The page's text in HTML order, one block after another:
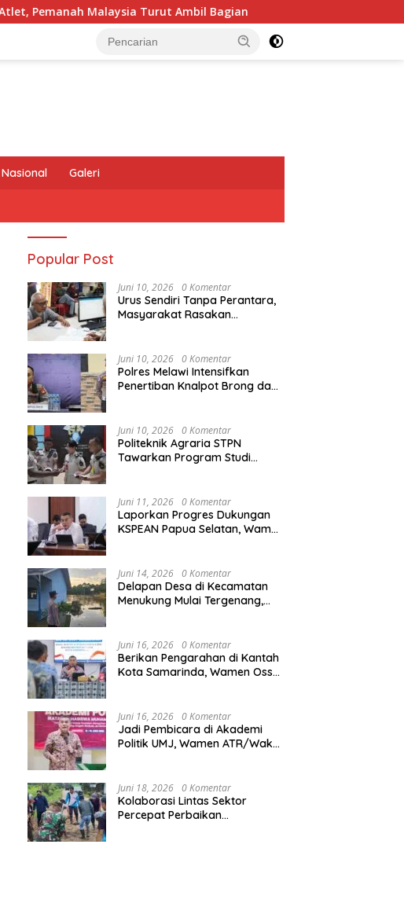
Turut Ambil Bagian Raih Popular Government
Nasional Galeri
Popular Post
Juni 10, 2026 0 Komentar
Urus Sendiri Tanpa Perantara,
Masyarakat Rasakan
Juni 10, 2026 0 Komentar
Polres Melawi Intensifkan
Penertiban Knalpot Brong dan
Juni 10, 2026 0 Komentar
Politeknik Agraria STPN
Tawarkan Program Studi
Juni 11, 2026 0 Komentar
Laporkan Progres Dukungan
KSPEAN Papua Selatan, Wamen
Nasional
Juni 14, 2026 0 Komentar
Delapan Desa di Kecamatan
Menukung Mulai Tergenang,
Juni 16, 2026 0 Komentar
Berikan Pengarahan di Kantah
Kota Samarinda, Wamen Ossy:
Kalimantan Timur
Juni 16, 2026 0 Komentar
Jadi Pembicara di Akademi
Politik UMJ, Wamen ATR/Waka
Asta Cita Presiden
Juni 18, 2026 0 Komentar
Kolaborasi Lintas Sektor
Percepat Perbaikan